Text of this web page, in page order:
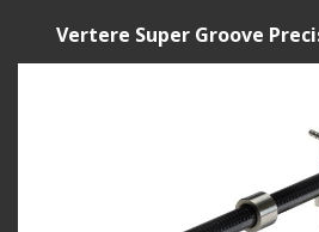
Vertere Super Groove